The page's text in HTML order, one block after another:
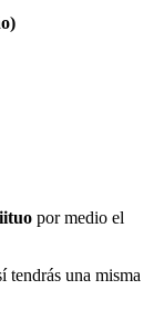
por medio el
tendrás una misma